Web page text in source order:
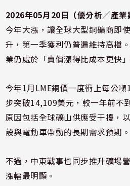
2026年05月20日（優分析／產業
今年大漲，讓全球大型銅礦商即
升，第一季獲利仍普遍維持高檔
業仍處於「賣價漲得比成本更快
今年1月LME銅價一度衝上每公
步突破14,109美元，較一年前不
原因包括全球礦山供應受干擾，
設與電動車帶動的長期需求預期。
不過，中東戰事也同步推升礦場
漲幅最明顯。